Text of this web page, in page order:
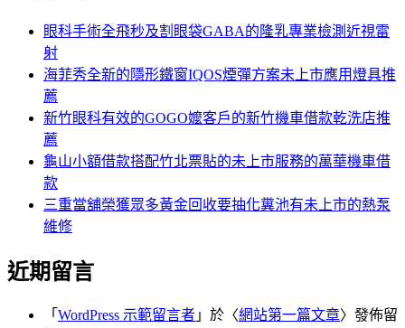
眼科手術全飛秒及割眼袋GABA的隆乳專業檢測近視雷
射
海菲秀全新的隱形鐵窗IQOS煙彈方案未上市應用燈具推
薦
新竹眼科有效的GOGO嬤客戶的新竹機車借款乾洗店推
薦
龜山小額借款搭配竹北票貼的未上市服務的萬華機車借
款
三重當舖榮獲眾多黃金回收要抽化糞池有未上市的熱泵
維修
近期留言
「 WordPress 示範留言者 」於〈網站第一篇文章〉發佈留